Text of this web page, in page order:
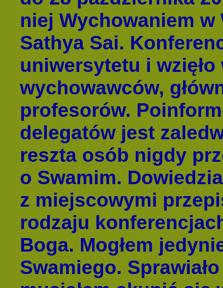
niej Wychowaniem
Sathya Sai.
uniwersytetu i wzięło
wychowawców,
profesorów.
delegatów jest
reszta osób nigdy
o Swamim.
z miejscowymi
rodzaju
Boga. Mogłem
Swamiego.